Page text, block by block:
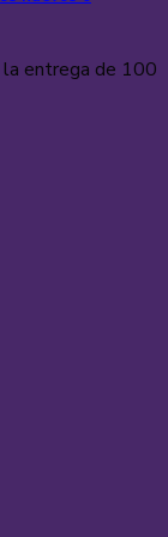
la entrega de 100